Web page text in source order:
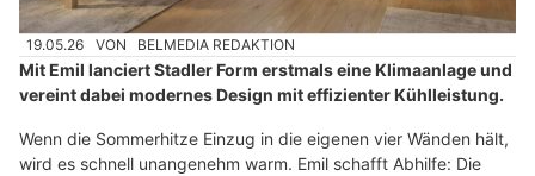
19.05.26 VON BELMEDIA REDAKTION
Mit Emil lanciert Stadler Form erstmals eine Klimaanlage und
vereint dabei modernes Design mit effizienter Kühlleistung.
Wenn die Sommerhitze Einzug in die eigenen vier Wänden hält,
wird es schnell unangenehm warm. Emil schafft Abhilfe: Die